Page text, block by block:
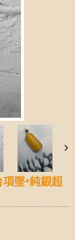
墜+純銀超